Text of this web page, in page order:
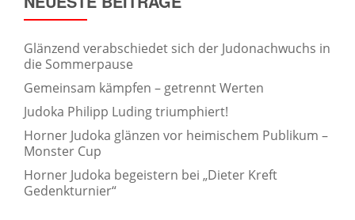
Glänzend verabschiedet sich der Judonachwuchs in
die Sommerpause
Gemeinsam kämpfen – getrennt Werten
Judoka Philipp Luding triumphiert!
Horner Judoka glänzen vor heimischem Publikum –
Monster Cup
Horner Judoka begeistern bei „Dieter Kreft
Gedenkturnier“